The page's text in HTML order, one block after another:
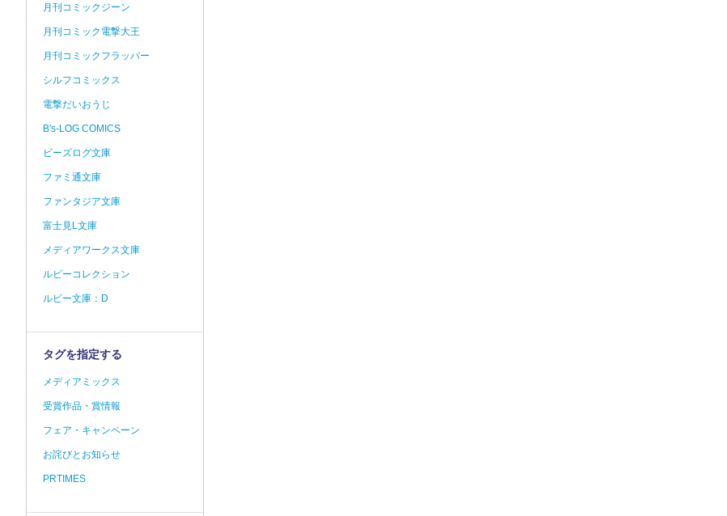
月刊コミックジーン
月刊コミック電撃大王
月刊コミックフラッパー
シルフコミックス
電撃だいおうじ
B's-LOG COMICS
ビーズログ文庫
ファミ通文庫
ファンタジア文庫
富士見L文庫
メディアワークス文庫
ルビーコレクション
ルビー文庫：D
タグを指定する
メディアミックス
受賞作品・賞情報
フェア・キャンペーン
お詫びとお知らせ
PRTIMES